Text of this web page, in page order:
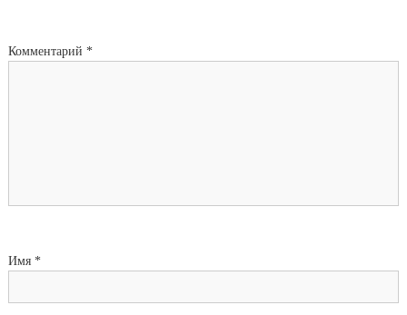
Комментарий *
Имя *